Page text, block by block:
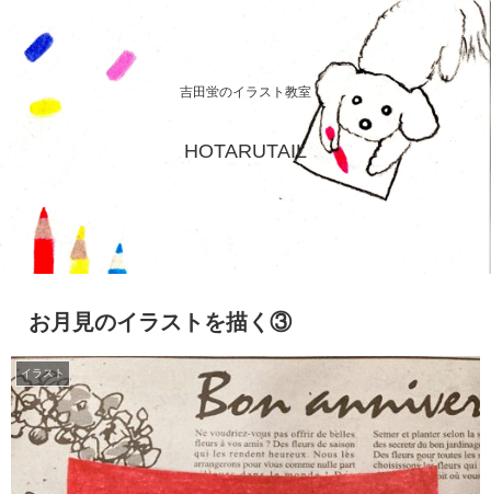
吉田蛍のイラスト教室
HOTARUTAIL
お月見のイラストを描く③
イラスト